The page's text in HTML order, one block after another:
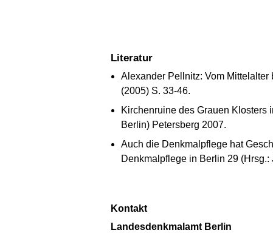
Literatur
Alexander Pellnitz: Vom
(2005) S. 33-46.
Kirchenruine des Grauen Klosters
Berlin) Petersberg 2007.
Auch die Denkmalpflege hat
Denkmalpflege in Berlin 29
Kontakt
Landesdenkmalamt Berlin